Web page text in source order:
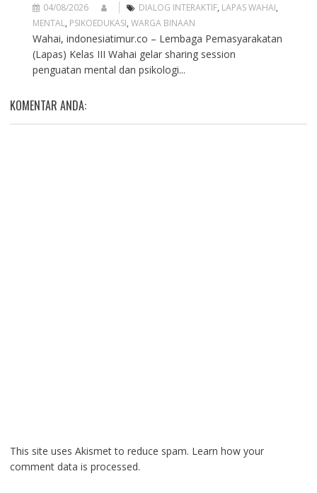
04/08/2026 DIALOG INTERAKTIF, LAPAS WAHAI,
MENTAL, PSIKOEDUKASI, WARGA BINAAN
Wahai, indonesiatimur.co – Lembaga Pemasyarakatan
(Lapas) Kelas III Wahai gelar sharing session
penguatan mental dan psikologi...
KOMENTAR ANDA:
This site uses Akismet to reduce spam. Learn how your
comment data is processed.